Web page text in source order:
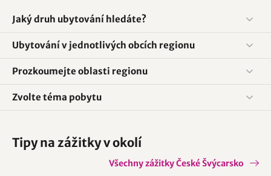
Jaký druh ubytování hledáte?
Ubytování v jednotlivých obcích regionu
Prozkoumejte oblasti regionu
Zvolte téma pobytu
Tipy na zážitky v okolí
Všechny zážitky České Švýcarsko